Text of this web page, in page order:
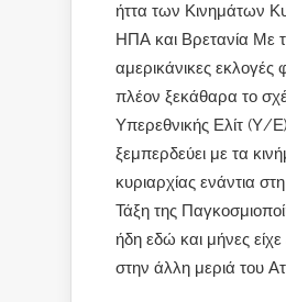
ήττα των Κινημάτων
ΗΠΑ και Βρετανία Με
αμερικάνικες εκλογές
πλέον ξεκάθαρα το
Υπερεθνικής Ελίτ (Υ/
ξεμπερδεύει με τα
κυριαρχίας ενάντια
Τάξη της
ήδη εδώ και μήνες είχε
στην άλλη μεριά του